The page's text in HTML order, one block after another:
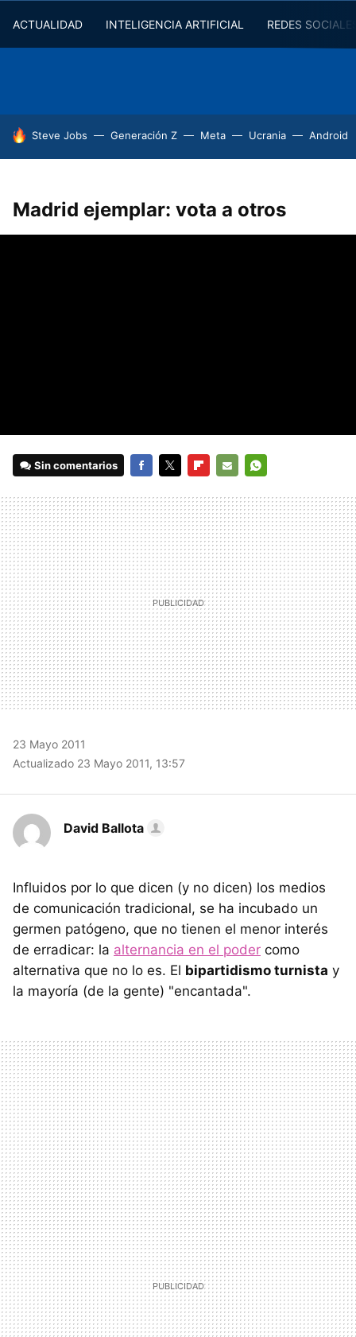
ACTUALIDAD INTELIGENCIA ARTIFICIAL REDES
HOY SE HABLA DE
Steve Jobs Generación Z Meta Ucrania Android
Madrid ejemplar: vota a otros
Sin comentarios
MAIL
23 Mayo 2011
Actualizado 23 Mayo 2011, 13:57
David Ballota
Influidos por lo que dicen (y no dicen) los medios
de comunicación tradicional, se ha incubado un
germen patógeno, que no tienen el menor interés
de erradicar: la alternancia en el poder como
alternativa que no lo es. El bipartidismo turnista y
la mayoría (de la gente) "encantada".